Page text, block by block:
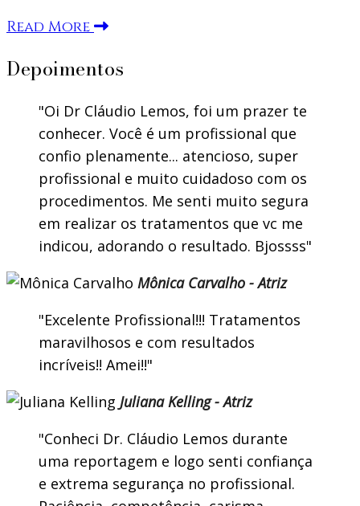
Read More
Depoimentos
Oi Dr Cláudio Lemos, foi um prazer te
conhecer. Você é um profissional que
confio plenamente... atencioso, super
profissional e muito cuidadoso com os
procedimentos. Me senti muito segura
em realizar os tratamentos que vc me
indicou, adorando o resultado. Bjossss
Mônica Carvalho - Atriz
Excelente Profissional!!! Tratamentos
maravilhosos e com resultados
incríveis!! Amei!!
Juliana Kelling - Atriz
Conheci Dr. Cláudio Lemos durante
uma reportagem e logo senti confiança
e extrema segurança no profissional.